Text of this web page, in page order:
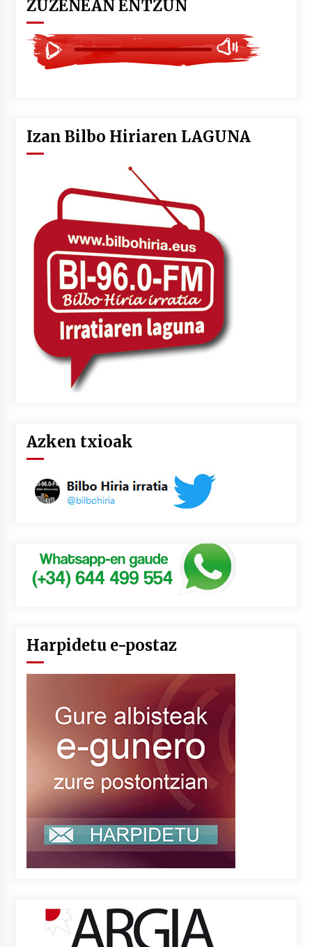
ZUZENEAN ENTZUN
Izan Bilbo Hiriaren LAGUNA
Azken txioak
Harpidetu e-postaz